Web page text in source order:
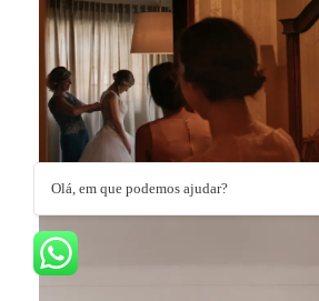
Olá, em que podemos ajudar?